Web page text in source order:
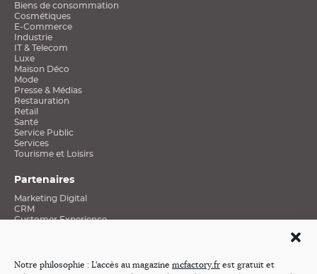
Notre philosophie : L'accès au magazine mcfactory.fr est gratuit et
Biens de consommation
Cosmétiques
E-Commerce
Industrie
IT & Telecom
Luxe
Maison Déco
Mode
Presse & Médias
Restauration
Retail
Santé
Service Public
Services
Tourisme et Loisirs
Partenaires
Marketing Digital
CRM
Customer Experience
Excellence E-Commerce